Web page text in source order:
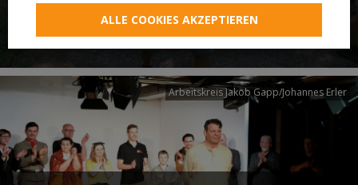
Neuer Pilgerweg Via
Laudato si’
Arbeitskreis Jakob Gapp/Johannes Erler
ALLE COOKIES AKZEPTIEREN